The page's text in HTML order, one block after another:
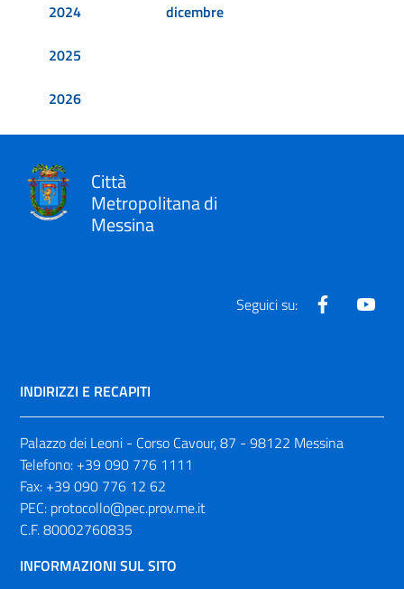
2024
2025
2026
dicembre
Città
Metropolitana di
Messina
Seguici su: Facebook
INDIRIZZI E RECAPITI
Palazzo dei Leoni - Corso Cavour, 87 - 98122 Messina
Telefono: +39 090 776 1111
Fax: +39 090 776 12 62
PEC: protocollo@pec.prov.me.it
C.F. 80002760835
INFORMAZIONI SUL SITO